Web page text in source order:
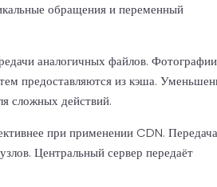
обращения и переменный
аналогичных файлов.
предоставляются из кэша.
сложных действий.
при применении CDN. Передача
Центральный сервер передаёт